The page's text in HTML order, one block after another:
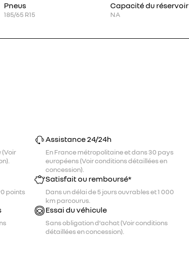
Pneus
185/65 R15
Capacité du réservoir
NA
(Voir
Assistance 24/24h
En France métropolitaine et dans 30 pays
européens (Voir conditions détaillées en
concession).
points
Satisfait ou remboursé*
Dans un délai de 5 jours ouvrables et 1 000
km parcourus.
Essai du véhicule
Sans obligation d'achat (Voir conditions
détaillées en concession).